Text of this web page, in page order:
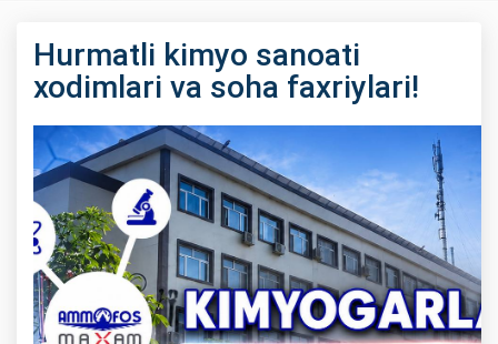
Hurmatli kimyo sanoati
xodimlari va soha faxriylari!